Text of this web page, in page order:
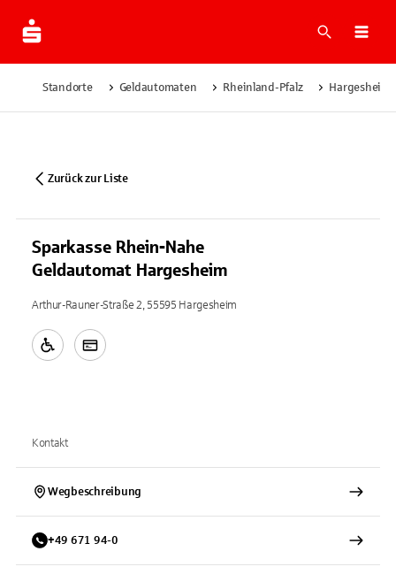
Suche
Standorte Geldautomaten Rheinland-Pfalz Hargesheim
Zurück zur Liste
Sparkasse Rhein-Nahe
Geldautomat Hargesheim
Arthur-Rauner-Straße 2, 55595 Hargesheim
Kontakt
Wegbeschreibung
+49 671 94-0